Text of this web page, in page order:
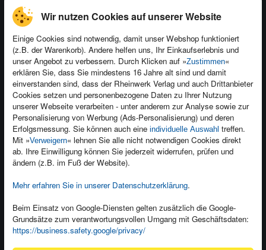
Wir nutzen Cookies auf unserer Website
Einige Cookies sind notwendig, damit unser Webshop funktioniert
(z.B. der Warenkorb). Andere helfen uns, Ihr Einkaufserlebnis und
unser Angebot zu verbessern. Durch Klicken auf »Zustimmen«
erklären Sie, dass Sie mindestens 16 Jahre alt sind und damit
einverstanden sind, dass der Rheinwerk Verlag und auch Drittanbieter
Cookies setzen und personenbezogene Daten zu Ihrer Nutzung
unserer Webseite verarbeiten - unter anderem zur Analyse sowie zur
Personalisierung von Werbung (Ads-Personalisierung) und deren
Erfolgsmessung. Sie können auch eine individuelle Auswahl treffen.
Mit »Verweigern« lehnen Sie alle nicht notwendigen Cookies direkt
ab. Ihre Einwilligung können Sie jederzeit widerrufen, prüfen und
ändern (z.B. im Fuß der Website).
Mehr erfahren Sie in unserer Datenschutzerklärung.
Beim Einsatz von Google-Diensten gelten zusätzlich die Google-
Grundsätze zum verantwortungsvollen Umgang mit Geschäftsdaten:
https://business.safety.google/privacy/
Kontakt
Newsletter
Für Unternehmen
Presseservice
Dozentenservice
Produktfeedback
Foreign Rights
Ein Buch schreiben
Kundenservice
Wir sind gerne für Sie da!
service@rheinwerk-verlag.de